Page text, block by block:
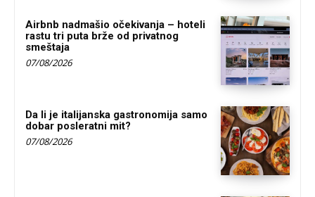
Airbnb nadmašio očekivanja – hoteli
rastu tri puta brže od privatnog
smeštaja
07/08/2026
Da li je italijanska gastronomija samo
dobar posleratni mit?
07/08/2026